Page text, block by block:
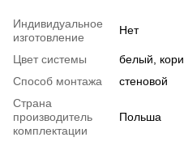
Индивидуальное
изготовление
Нет
Цвет системы
белый,
Способ монтажа
стеновой
Страна
производитель
комплектации
Польша